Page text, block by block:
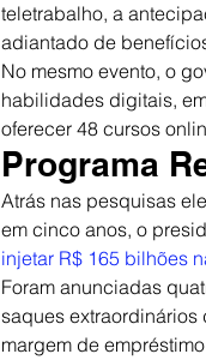
teletrabalho, a
adiantado de
No mesmo evento, o
habilidades digitais,
oferecer 48 cursos
Programa
Atrás nas pesquisas
em cinco anos, o
injetar R$ 165 bilhões
Foram anunciadas
saques extraordinários
margem de